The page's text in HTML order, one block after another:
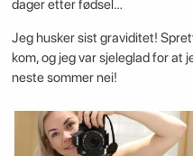
dager etter fødsel…
Jeg husker sist graviditet!
kom, og jeg var sjeleglad for at
neste sommer nei!